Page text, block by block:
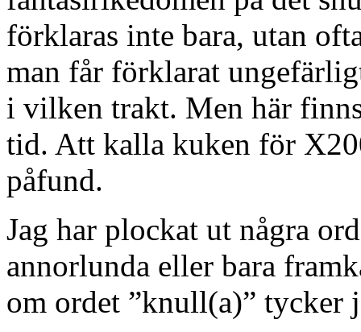
förklaras inte bara, utan
man får förklarat
i vilken trakt. Men här
tid. Att kalla kuken för
påfund.
Jag har plockat ut några
annorlunda eller bara
om ordet ”knull(a)” tycker